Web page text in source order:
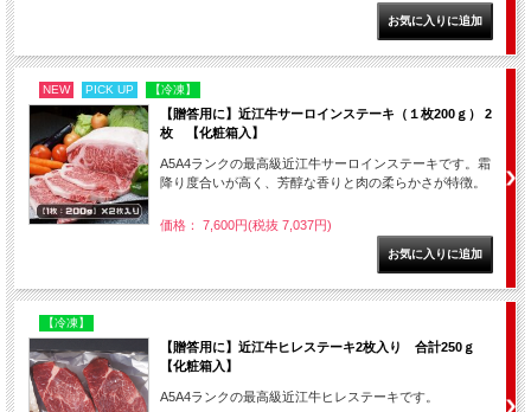
NEW PICK UP 【冷凍】
【贈答用に】近江牛サーロインステーキ（１枚200ｇ） 2
枚 【化粧箱入】
A5A4ランクの最高級近江牛サーロインステーキです。霜
降り度合いが高く、芳醇な香りと肉の柔らかさが特徴。
価格： 7,600円(税抜 7,037円)
【冷凍】
【贈答用に】近江牛ヒレステーキ2枚入り 合計250ｇ
【化粧箱入】
A5A4ランクの最高級近江牛ヒレステーキです。